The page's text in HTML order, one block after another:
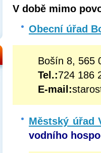
V době mimo
Obecní úřad
Bošín 8, 565
Tel.:724 186
E-mail:
Městský úřad
vodního